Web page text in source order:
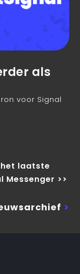
als
voor Signal
laatste
Messenger >>
>